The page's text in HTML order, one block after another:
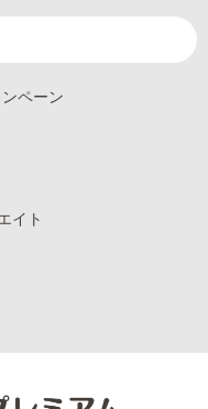
ペーン
イト